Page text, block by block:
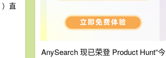
AnySearch 现已荣登 Product Hunt“今
）直